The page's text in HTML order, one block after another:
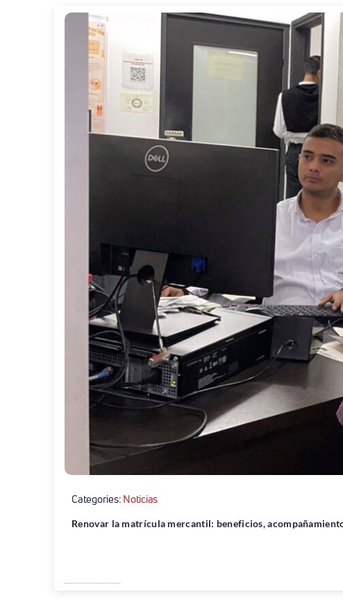
Categories:Noticias
Renovar la matrícula mercantil: beneficios,